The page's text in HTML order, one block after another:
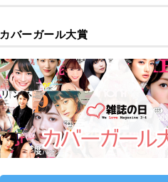
カバーガール大賞